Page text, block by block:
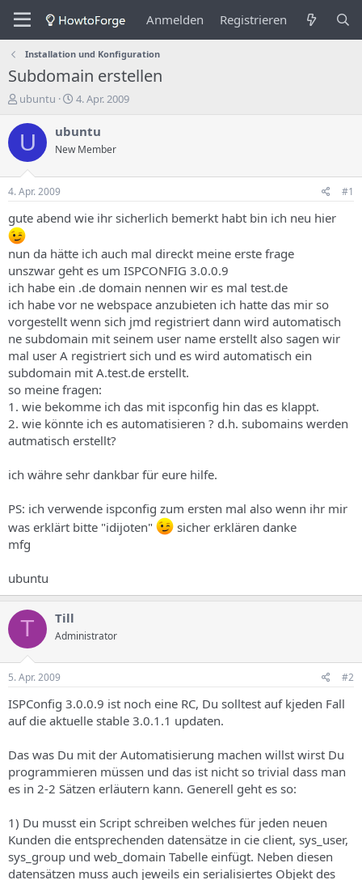
Anmelden Registrieren
Installation und Konfiguration
Subdomain erstellen
E
s
e
l
e
r
d
e
s
T
h
e
m
a
s
ubuntu
E
s
e
n
d
a
u
m
4. Apr. 2009
U ubuntu
New Member
4. Apr. 2009 #1
gute abend wie ihr sicherlich bemerkt habt bin ich neu hier
nun da hätte ich auch mal direckt meine erste frage
unszwar geht es um ISPCONFIG 3.0.0.9
ich habe ein .de domain nennen wir es mal test.de
ich habe vor ne webspace anzubieten ich hatte das mir so
vorgestellt wenn sich jmd registriert dann wird automatisch
ne subdomain mit seinem user name erstellt also sagen wir
mal user A registriert sich und es wird automatisch ein
subdomain mit A.test.de erstellt.
so meine fragen:
1. wie bekomme ich das mit ispconfig hin das es klappt.
2. wie könnte ich es automatisieren ? d.h. subomains werden
autmatisch erstellt?
ich währe sehr dankbar für eure hilfe.
PS: ich verwende ispconfig zum ersten mal also wenn ihr mir
was erklärt bitte "idijoten"
sicher erklären danke
mfg
ubuntu
T Till
Administrator
5. Apr. 2009 #2
ISPConfig 3.0.0.9 ist noch eine RC, Du solltest auf kjeden Fall
auf die aktuelle stable 3.0.1.1 updaten.
Das was Du mit der Automatisierung machen willst wirst Du
programmieren müssen und das ist nicht so trivial dass man
es in 2-2 Sätzen erläutern kann. Generell geht es so:
1) Du musst ein Script schreiben welches für jeden neuen
Kunden die entsprechenden datensätze in cie client, sys_user,
sys_group und web_domain Tabelle einfügt. Neben diesen
datensätzen muss auch jeweils ein serialisiertes Objekt des